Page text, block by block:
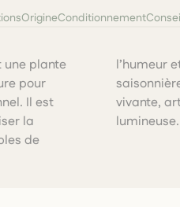
OrigineConditionnement
une plante
pour
Il est
la
de
et
lumineuse.